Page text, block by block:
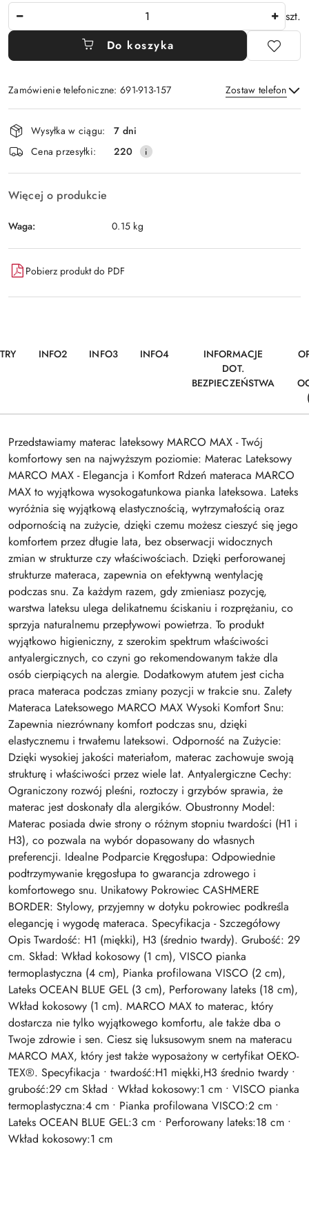
szt.
Do koszyka
Zamówienie telefoniczne: 691-913-157 Zostaw telefon
Wyślij
Dostępność
i
dostawa
Wysyłka w ciągu:
7 dni
Cena przesyłki:
220
Więcej o produkcie
Waga: 0.15 kg
Pobierz produkt do PDF
INFO2 INFO3 INFO4
INFORMACJE
DOT.
BEZPIECZEŃSTWA
Przedstawiamy materac lateksowy MARCO MAX - Twój
komfortowy sen na najwyższym poziomie: Materac Lateksowy
MARCO MAX - Elegancja i Komfort Rdzeń materaca MARCO
MAX to wyjątkowa wysokogatunkowa pianka lateksowa. Lateks
wyróżnia się wyjątkową elastycznością, wytrzymałością oraz
odpornością na zużycie, dzięki czemu możesz cieszyć się jego
komfortem przez długie lata, bez obserwacji widocznych
zmian w strukturze czy właściwościach. Dzięki perforowanej
strukturze materaca, zapewnia on efektywną wentylację
podczas snu. Za każdym razem, gdy zmieniasz pozycję,
warstwa lateksu ulega delikatnemu ściskaniu i rozprężaniu, co
sprzyja naturalnemu przepływowi powietrza. To produkt
wyjątkowo higieniczny, z szerokim spektrum właściwości
antyalergicznych, co czyni go rekomendowanym także dla
osób cierpiących na alergie. Dodatkowym atutem jest cicha
praca materaca podczas zmiany pozycji w trakcie snu. Zalety
Materaca Lateksowego MARCO MAX Wysoki Komfort Snu:
Zapewnia niezrównany komfort podczas snu, dzięki
elastycznemu i trwałemu lateksowi. Odporność na Zużycie:
Dzięki wysokiej jakości materiałom, materac zachowuje swoją
strukturę i właściwości przez wiele lat. Antyalergiczne Cechy:
Ograniczony rozwój pleśni, roztoczy i grzybów sprawia, że
materac jest doskonały dla alergików. Obustronny Model:
Materac posiada dwie strony o różnym stopniu twardości (H1 i
H3), co pozwala na wybór dopasowany do własnych
preferencji. Idealne Podparcie Kręgosłupa: Odpowiednie
podtrzymywanie kręgosłupa to gwarancja zdrowego i
komfortowego snu. Unikatowy Pokrowiec CASHMERE
BORDER: Stylowy, przyjemny w dotyku pokrowiec podkreśla
elegancję i wygodę materaca. Specyfikacja - Szczegółowy
Opis Twardość: H1 (miękki), H3 (średnio twardy). Grubość: 29
cm. Skład: Wkład kokosowy (1 cm), VISCO pianka
termoplastyczna (4 cm), Pianka profilowana VISCO (2 cm),
Lateks OCEAN BLUE GEL (3 cm), Perforowany lateks (18 cm),
Wkład kokosowy (1 cm). MARCO MAX to materac, który
dostarcza nie tylko wyjątkowego komfortu, ale także dba o
Twoje zdrowie i sen. Ciesz się luksusowym snem na materacu
MARCO MAX, który jest także wyposażony w certyfikat OEKO-
TEX®. Specyfikacja • twardość:H1 miękki,H3 średnio twardy •
grubość:29 cm Skład • Wkład kokosowy:1 cm • VISCO pianka
termoplastyczna:4 cm • Pianka profilowana VISCO:2 cm •
Lateks OCEAN BLUE GEL:3 cm • Perforowany lateks:18 cm •
Wkład kokosowy:1 cm